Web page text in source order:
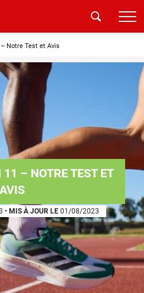
Notre Test et Avis
– NOTRE TEST ET
AVIS
• MIS À JOUR LE 01/08/2023